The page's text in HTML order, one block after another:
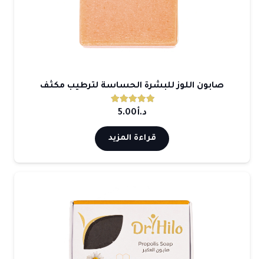
صابون اللوز للبشرة الحساسة لترطيب مكثف
تم التقييم
د.أ5.00
قراءة المزيد